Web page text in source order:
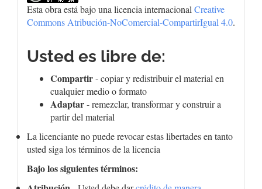
Esta obra está bajo una licencia internacional Creative
Commons Atribución-NoComercial-CompartirIgual 4.0.
Usted es libre de:
Compartir- copiar y redistribuir el material en
cualquier medio o formato
Adaptar- remezclar, transformar y construir a
partir del material
La licenciante no puede revocar estas libertades en tanto
usted siga los términos de la licencia
Bajo los siguientes términos: